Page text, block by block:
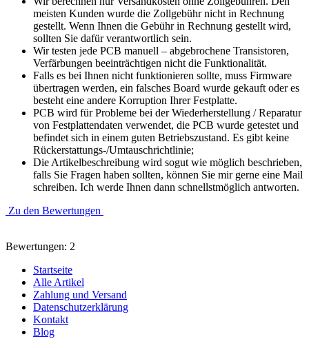
meisten Kunden wurde die Zollgebühr nicht in Rechnung
gestellt. Wenn Ihnen die Gebühr in Rechnung gestellt wird,
sollten Sie dafür verantwortlich sein.
Wir testen jede PCB manuell – abgebrochene Transistoren,
Verfärbungen beeinträchtigen nicht die Funktionalität.
Falls es bei Ihnen nicht funktionieren sollte, muss Firmware
übertragen werden, ein falsches Board wurde gekauft oder es
besteht eine andere Korruption Ihrer Festplatte.
PCB wird für Probleme bei der Wiederherstellung / Reparatur
von Festplattendaten verwendet, die PCB wurde getestet und
befindet sich in einem guten Betriebszustand. Es gibt keine
Rückerstattungs-/Umtauschrichtlinie;
Die Artikelbeschreibung wird sogut wie möglich beschrieben,
falls Sie Fragen haben sollten, können Sie mir gerne eine Mail
schreiben. Ich werde Ihnen dann schnellstmöglich antworten.
Zu den Bewertungen
Bewertungen: 2
Startseite
Alle Artikel
Zahlung und Versand
Datenschutzerklärung
Kontakt
Blog